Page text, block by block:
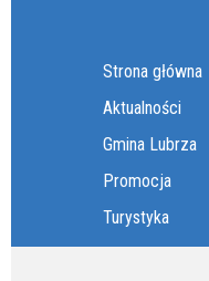
Strona główna
Aktualności
Gmina Lubrza
Promocja
Turystyka